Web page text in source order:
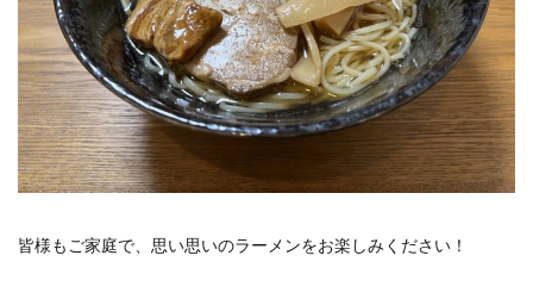
皆様もご家庭で、思い思いのラーメンをお楽しみください！